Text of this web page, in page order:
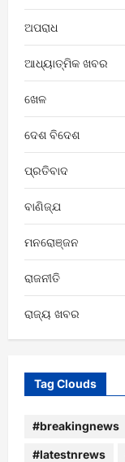
ଅପରାଧ
ଆଧ୍ୟାତ୍ମିକ ଖବର
ଖେଳ
ଦେଶ ବିଦେଶ
ପ୍ରତିବାଦ
ବାଣିଜ୍ଯ
ମନରୋଞ୍ଜନ
ରାଜନୀତି
ରାଜ୍ୟ ଖବର
Tag Clouds
#breakingnews
#latestnrews